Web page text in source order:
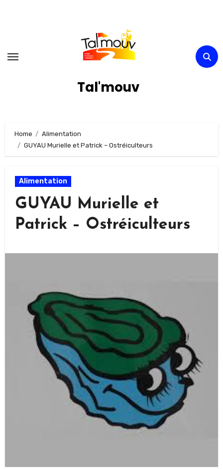
Tal'mouv
Home
Alimentation
GUYAU Murielle et Patrick – Ostréiculteurs
Alimentation
GUYAU Murielle et
Patrick – Ostréiculteurs